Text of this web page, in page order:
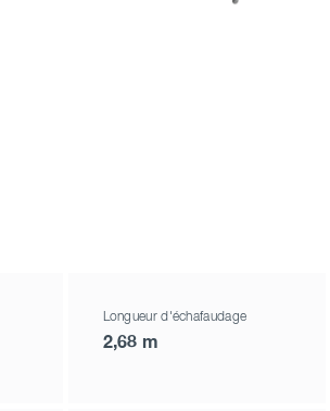
Longueur d'échafaudage
2,68 m